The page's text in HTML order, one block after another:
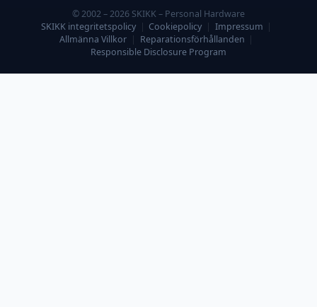
© 2002 – 2026 SKIKK – Personal Hardware
SKIKK integritetspolicy
Cookiepolicy Impressum
Allmänna Villkor
Reparationsförhållanden
Responsible Disclosure Program